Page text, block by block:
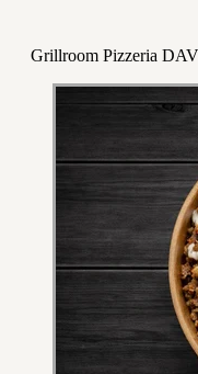
Grillroom Pizzeria